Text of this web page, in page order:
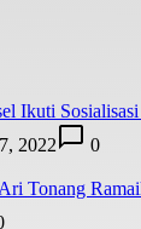
Ikuti
2022
0
Tonang